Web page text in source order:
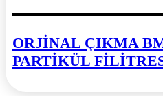
ORJİNAL ÇIKMA
PARTİKÜL